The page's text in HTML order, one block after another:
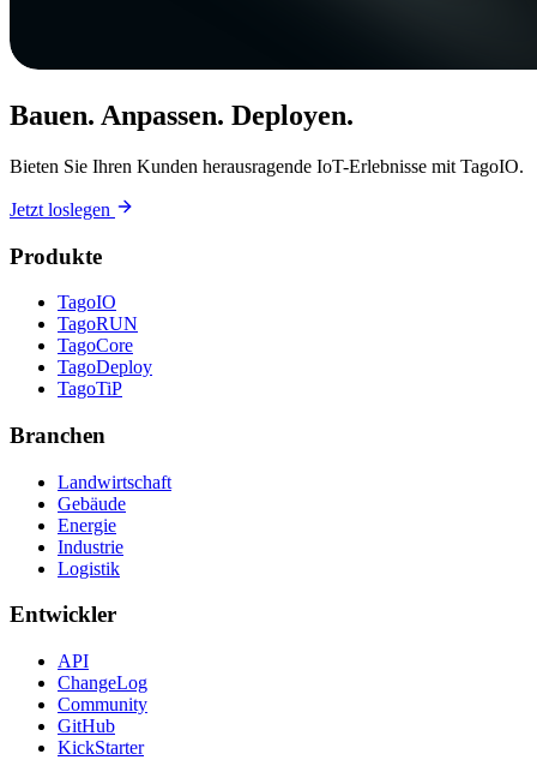
Bauen. Anpassen. Deployen.
Bieten Sie Ihren Kunden herausragende IoT-Erlebnisse mit TagoIO.
Jetzt loslegen
Produkte
TagoIO
TagoRUN
TagoCore
TagoDeploy
TagoTiP
Branchen
Landwirtschaft
Gebäude
Energie
Industrie
Logistik
Entwickler
API
ChangeLog
Community
GitHub
KickStarter